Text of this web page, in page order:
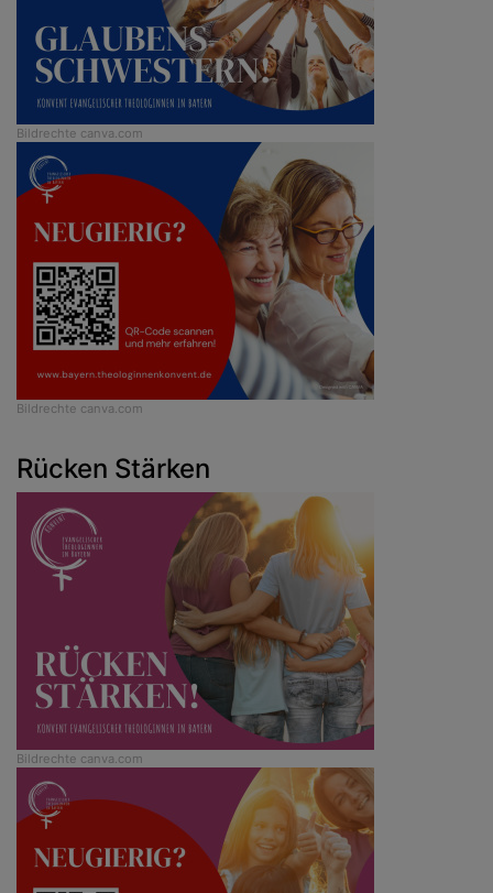
Bildrechte canva.com
Bildrechte canva.com
Rücken Stärken
Bildrechte canva.com